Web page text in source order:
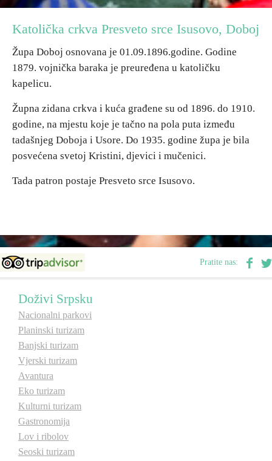
Manifestacije
Smještaj
Multimedija
Foto
Otkrij Srpsku
Katolička crkva Presveto srce Isusovo, Doboj
Župa Doboj osnovana je 01.09.1896.godine. Godine
1879. vojnička baraka je preuređena u katoličku
kapelicu.
Župna zidana crkva i kuća građene su od 1896. do 1910.
godine, na mjestu koje je tačno na pola puta između
tadašnjeg Doboja i Usore. Do 1935. godine župa je bila
posvećena svetoj Kristini, djevici i mučenici.
Tada patron postaje Presveto srce Isusovo.
Pratite nas:
Doživi Srpsku
Nacionalni parkovi
Planinski turizam
Banjski turizam
Vjerski turizam
Avantura
Eko turizam
Kulturni turizam
Gastronomija
Lov i ribolov
Seoski turizam